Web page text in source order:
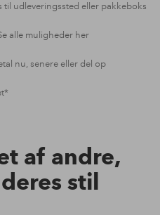
til udleveringssted eller pakkeboks
alle muligheder her
nu, senere eller del op
af andre,
stil